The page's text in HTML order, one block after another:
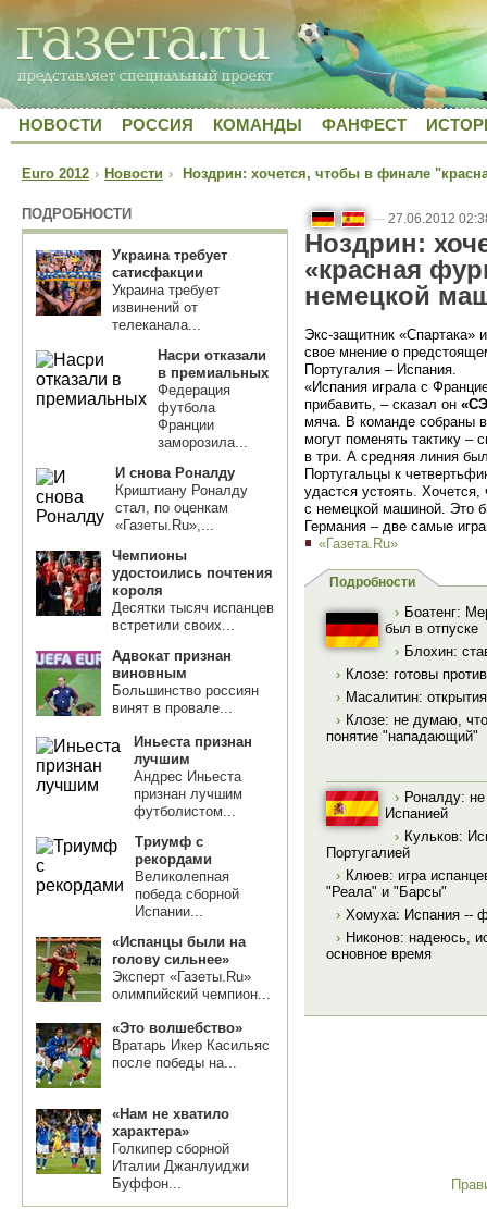
НОВОСТИ РОССИЯ КОМАНДЫ ФАНФЕСТ
Euro 2012 › Новости › Ноздрин: хочется, чтобы в финале
ПОДРОБНОСТИ
Украина требует
сатисфакции
Украина требует
извинений от
телеканала...
Насри отказали
в премиальных
Федерация
футбола
Франции
заморозила...
И снова Роналду
Криштиану Роналду
стал, по оценкам
«Газеты.Ru»,...
Чемпионы
удостоились почтения
короля
Десятки тысяч испанцев
встретили своих...
Адвокат признан
виновным
Большинство россиян
винят в провале...
Иньеста признан
лучшим
Андрес Иньеста
признан лучшим
футболистом...
Триумф с
рекордами
Великолепная
победа сборной
Испании...
«Испанцы были на
голову сильнее»
Эксперт «Газеты.Ru»
олимпийский чемпион...
«Это волшебство»
Вратарь Икер Касильяс
после победы на...
«Нам не хватило
характера»
Голкипер сборной
Италии Джанлуиджи
Буффон...
— 27.06.2012
Ноздрин:
«красная
немецкой
Экс-защитник «Спартака»
свое мнение о
Португалия – Испания.
«Испания играла с
прибавить, – сказал он
мяча. В команде собраны
могут поменять тактику –
в три. А средняя линия
Португальцы к
удастся устоять.
с немецкой машиной. Это
Германия – две самые
«Газета.Ru»
Подробности
› Боатенг:
был в отпуске
› Блохин:
› Клозе: готовы
› Масалитин:
› Клозе: не думаю,
понятие "нападающий"
› Роналду:
Испанией
› Кульков:
Португалией
› Клюев: игра
"Реала" и "Барсы"
› Хомуха: Испания --
› Никонов: надеюсь,
основное время